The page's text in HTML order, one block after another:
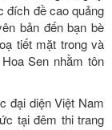
đích đề cao quảng
bản đến bạn bè
tiết mặt trong và
Sen nhằm tôn
đại diện Việt Nam
tại đêm thi trang